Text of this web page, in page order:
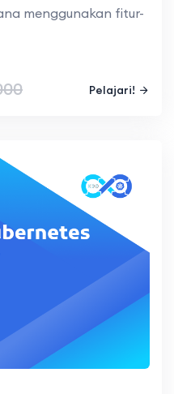
menggunakan fitur-
dengan alat lain
mengelola
aplikasi secara
efektivitas tim
Pelajari!